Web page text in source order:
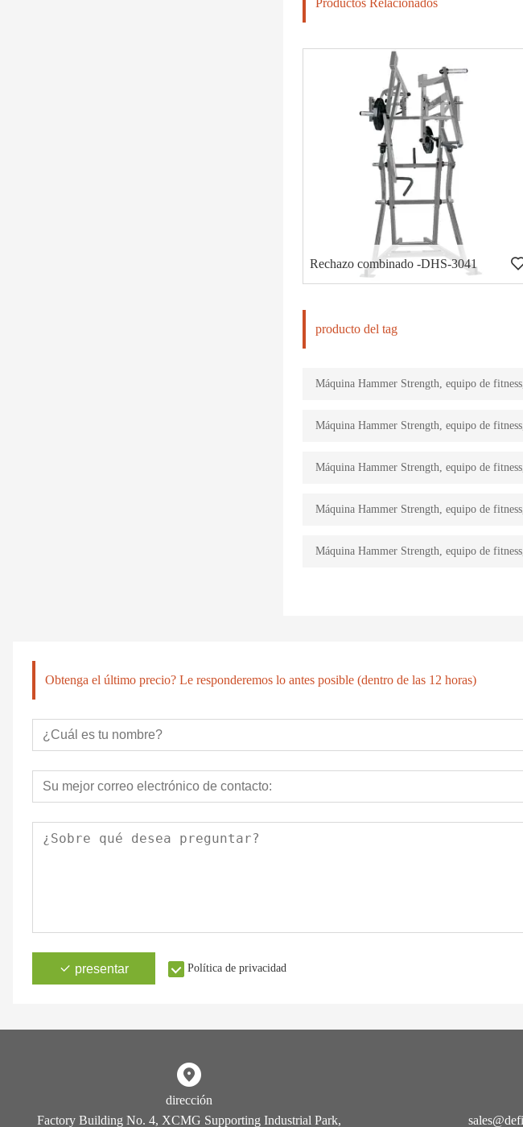
Rechazo combinado -DHS-3041
producto del tag
Máquina Hammer Strength, equipo de
Máquina Hammer Strength, equipo de
Máquina Hammer Strength, equipo de
Máquina Hammer Strength, equipo de
Máquina Hammer Strength, equipo de
Obtenga el último precio? Le responderemos lo antes posible (dentro de las 12 horas)
presentar Política de privacidad
dirección
Factory Building No. 4, XCMG Supporting Industrial Park,